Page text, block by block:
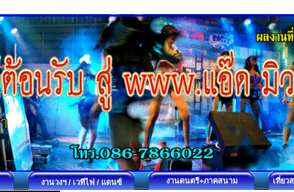
งานวงฯ / เวทีไฟ / แดนซ์ งานดนตรี+ภาคสนาม เที่ยว